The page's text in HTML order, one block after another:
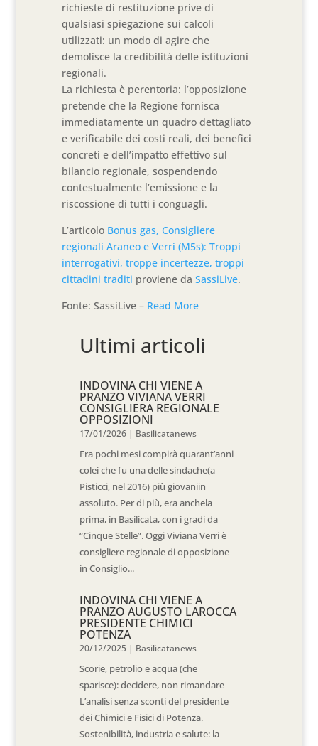
richieste di restituzione prive di
qualsiasi spiegazione sui calcoli
utilizzati: un modo di agire che
demolisce la credibilità delle istituzioni
regionali.
La richiesta è perentoria: l’opposizione
pretende che la Regione fornisca
immediatamente un quadro dettagliato
e verificabile dei costi reali, dei benefici
concreti e dell’impatto effettivo sul
bilancio regionale, sospendendo
contestualmente l’emissione e la
riscossione di tutti i conguagli.
L’articolo Bonus gas, Consigliere
regionali Araneo e Verri (M5s): Troppi
interrogativi, troppe incertezze, troppi
cittadini traditi proviene daSassiLive.
Fonte: SassiLive – Read More
Ultimi articoli
INDOVINA CHI VIENE A
PRANZO VIVIANA VERRI
CONSIGLIERA REGIONALE
OPPOSIZIONI
17/01/2026 | Basilicatanews
Fra pochi mesi compirà quarant’anni
colei che fu una delle sindache(a
Pisticci, nel 2016) più giovaniin
assoluto. Per di più, era anchela
prima, in Basilicata, con i gradi da
“Cinque Stelle”. Oggi Viviana Verri è
consigliere regionale di opposizione
in Consiglio...
INDOVINA CHI VIENE A
PRANZO AUGUSTO LAROCCA
PRESIDENTE CHIMICI
POTENZA
20/12/2025 | Basilicatanews
Scorie, petrolio e acqua (che
sparisce): decidere, non rimandare
L’analisi senza sconti del presidente
dei Chimici e Fisici di Potenza.
Sostenibilità, industria e salute: la